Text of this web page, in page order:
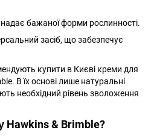
бажаної форми рослинності.
засіб, що забезпечує
купити в Києві креми для
В їх основі лише натуральні
необхідний рівень зволоження
Hawkins & Brimble?